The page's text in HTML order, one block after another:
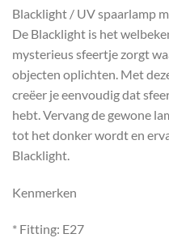
Blacklight / UV spaarlamp
De Blacklight is het
mysterieus sfeertje zorgt
objecten oplichten. Met
creëer je eenvoudig dat
hebt. Vervang de gewone
tot het donker wordt en
Blacklight.
Kenmerken
* Fitting: E27